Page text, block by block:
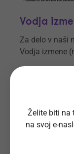
Vodja
Za delo v naši
Vodja izmene
Spar Slovenija
Želite biti na
na svoj e-